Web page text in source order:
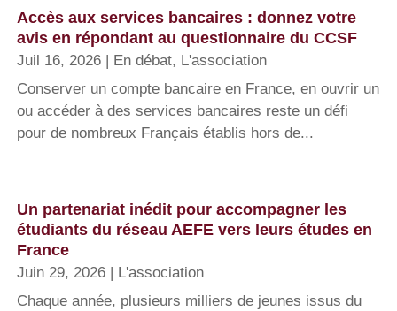
Accès aux services bancaires : donnez votre
avis en répondant au questionnaire du CCSF
Juil 16, 2026 En débat, L'association
Conserver un compte bancaire en France, en ouvrir un
ou accéder à des services bancaires reste un défi
pour de nombreux Français établis hors de...
Un partenariat inédit pour accompagner les
étudiants du réseau AEFE vers leurs études en
France
Juin 29, 2026
L'association
Chaque année, plusieurs milliers de jeunes issus du